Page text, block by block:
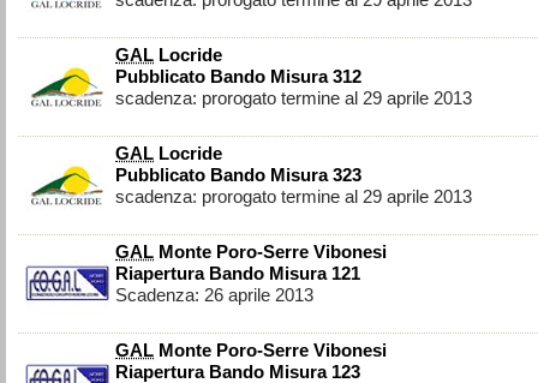
GAL Locride
Pubblicato Bando Misura 312
scadenza: prorogato termine al 29 aprile 2013
GAL Locride
Pubblicato Bando Misura 323
scadenza: prorogato termine al 29 aprile 2013
GAL Monte Poro-Serre Vibonesi
Riapertura Bando Misura 121
Scadenza: 26 aprile 2013
GAL Monte Poro-Serre Vibonesi
Riapertura Bando Misura 123